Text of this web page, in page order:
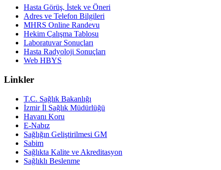
Hasta Görüş, İstek ve Öneri
Adres ve Telefon Bilgileri
MHRS Online Randevu
Hekim Çalışma Tablosu
Laboratuvar Sonuçları
Hasta Radyoloji Sonuçları
Web HBYS
Linkler
T.C. Sağlık Bakanlığı
İzmir İl Sağlık Müdürlüğü
Havanı Koru
E-Nabız
Sağlığın Geliştirilmesi GM
Sabim
Sağlıkta Kalite ve Akreditasyon
Sağlıklı Beslenme